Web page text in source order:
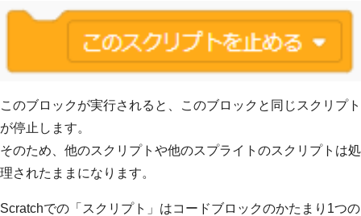
このブロックが実行されると、このブロックと同じスクリプト
が停止します。
そのため、他のスクリプトや他のスプライトのスクリプトは処
理されたままになります。
Scratchでの「スクリプト」はコードブロックのかたまり1つの